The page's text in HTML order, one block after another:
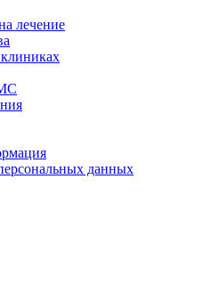
лечение
данных